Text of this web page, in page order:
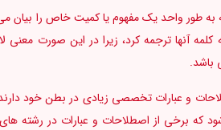
به طور واحد یک مفهوم یا کمیت خاص را بیان
کلمه آنها ترجمه کرد، زیرا در این صورت
باشد.
و عبارات تخصصی زیادی در بطن خود دارند.
برخی از اصطلاحات و عبارات در رشته